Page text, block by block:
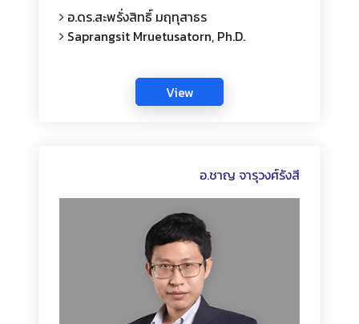
อ.ดร.สะพรั่งสิทธิ์ มฤทุสาธร
Saprangsit Mruetusatorn, Ph.D.
อ.ชาญ จารุวงศ์รังสี